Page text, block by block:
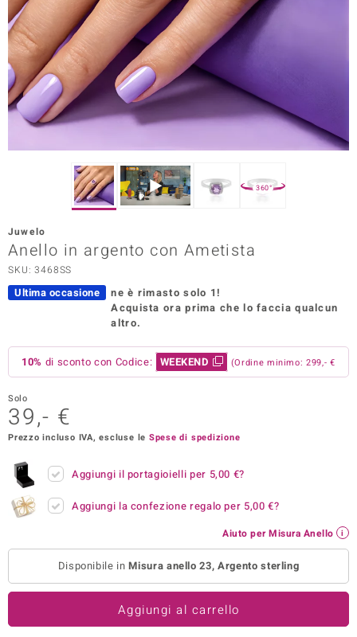
Designs
SELECTION
Paraíso
Collection
by de Melo
360°
Juwelo
Anello in argento con Ametista
SKU: 3468SS
Ultima occasione
ne è rimasto solo 1!
Acquista ora prima che lo faccia qualcun
altro.
10% di sconto con Codice: WEEKEND (Ordine minimo: 299,- €
Solo
39,- €
Prezzo incluso IVA, escluse le Spese di spedizione
Aggiungi il portagioielli per 5,00 €?
Aggiungi la confezione regalo per 5,00 €?
Aiuto per Misura Anello
Disponibile inMisura anello 23, Argento sterling
Aggiungi al carrello